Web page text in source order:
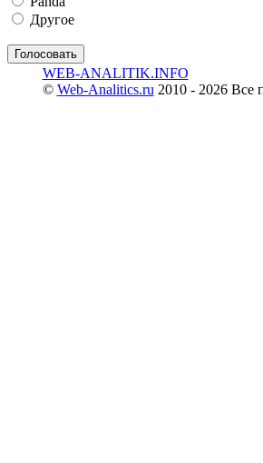
Другое
WEB-ANALITIK.INFO
© Web-Analitics.ru 2010 - 2026 Все